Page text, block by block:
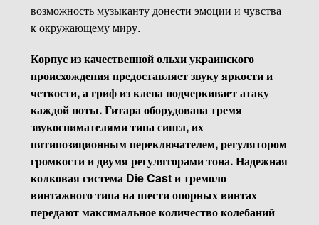
возможность музыканту донести эмоции и чувства
к окружающему миру.
Корпус из качественной ольхи украинского
происхождения предоставляет звуку яркости и
четкости, а гриф из клена подчеркивает атаку
каждой ноты. Гитара оборудована тремя
звукоснимателями типа сингл, их
пятипозиционным переключателем, регулятором
громкости и двумя регуляторами тона. Надежная
колковая система Die Cast и тремоло
винтажного типа на шести опорных винтах
передают максимальное количество колебаний